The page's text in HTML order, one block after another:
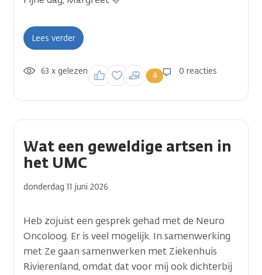
Lees verder
0 reacties
4
Inloggen om een
reactie te plaatsen
63 x gelezen
Wat een geweldige artsen in
het UMC
donderdag 11 juni 2026
Heb zojuist een gesprek gehad met de Neuro
Oncoloog. Er is veel mogelijk. In samenwerking
met Ze gaan samenwerken met Ziekenhuis
Rivierenland, omdat dat voor mij ook dichterbij